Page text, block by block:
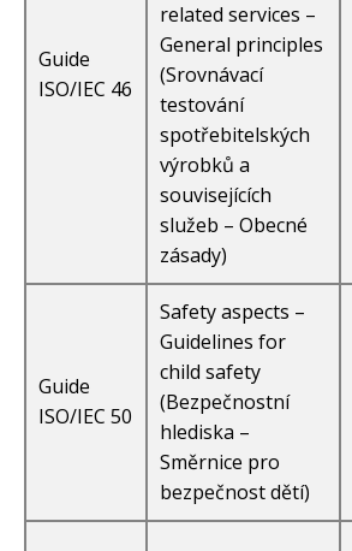
Guide
ISO/IEC 46
related services –
General principles
(Srovnávací
testování
spotřebitelských
výrobků a
souvisejících
služeb – Obecné
zásady)
Guide
ISO/IEC 50
Safety aspects –
Guidelines for
child safety
(Bezpečnostní
hlediska –
Směrnice pro
bezpečnost dětí)